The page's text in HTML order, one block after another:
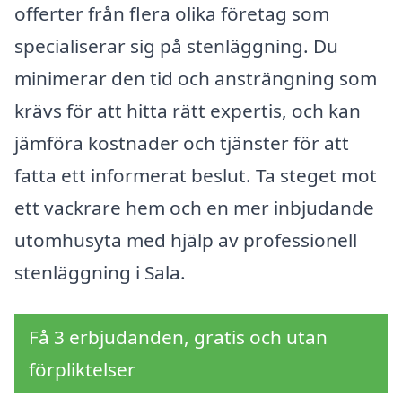
offerter från flera olika företag som
specialiserar sig på stenläggning. Du
minimerar den tid och ansträngning som
krävs för att hitta rätt expertis, och kan
jämföra kostnader och tjänster för att
fatta ett informerat beslut. Ta steget mot
ett vackrare hem och en mer inbjudande
utomhusyta med hjälp av professionell
stenläggning i Sala.
Få 3 erbjudanden, gratis och utan
förpliktelser